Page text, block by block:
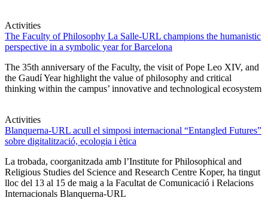
Activities
The Faculty of Philosophy La Salle-URL champions the humanistic
perspective in a symbolic year for Barcelona
The 35th anniversary of the Faculty, the visit of Pope Leo XIV, and
the Gaudí Year highlight the value of philosophy and critical
thinking within the campus’ innovative and technological ecosystem
Activities
Blanquerna-URL acull el simposi internacional “Entangled Futures”
sobre digitalització, ecologia i ètica
La trobada, coorganitzada amb l’Institute for Philosophical and
Religious Studies del Science and Research Centre Koper, ha tingut
lloc del 13 al 15 de maig a la Facultat de Comunicació i Relacions
Internacionals Blanquerna-URL